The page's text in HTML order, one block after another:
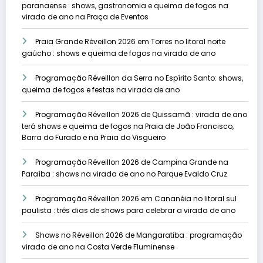
paranaense : shows, gastronomia e queima de fogos na
virada de ano na Praça de Eventos
Praia Grande Réveillon 2026 em Torres no litoral norte
gaúcho : shows e queima de fogos na virada de ano
Programação Réveillon da Serra no Espírito Santo: shows,
queima de fogos e festas na virada de ano
Programação Réveillon 2026 de Quissamã : virada de ano
terá shows e queima de fogos na Praia de João Francisco,
Barra do Furado e na Praia do Visgueiro
Programação Réveillon 2026 de Campina Grande na
Paraíba : shows na virada de ano no Parque Evaldo Cruz
Programação Réveillon 2026 em Cananéia no litoral sul
paulista : três dias de shows para celebrar a virada de ano
Shows no Réveillon 2026 de Mangaratiba : programação
virada de ano na Costa Verde Fluminense